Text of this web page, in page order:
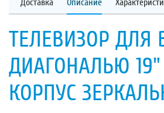
Доставка Описание
ТЕЛЕВИЗОР ДЛЯ
ДИАГОНАЛЬЮ
КОРПУС